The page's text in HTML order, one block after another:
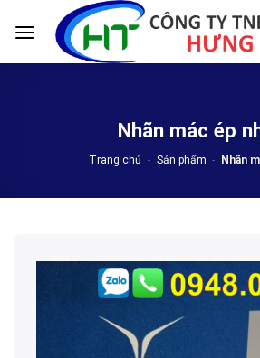
Nhãn mác ép
Trang chủ - Sản phẩm - Nhãn